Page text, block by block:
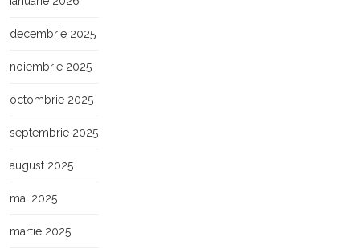
decembrie 2025
noiembrie 2025
octombrie 2025
septembrie 2025
august 2025
mai 2025
martie 2025